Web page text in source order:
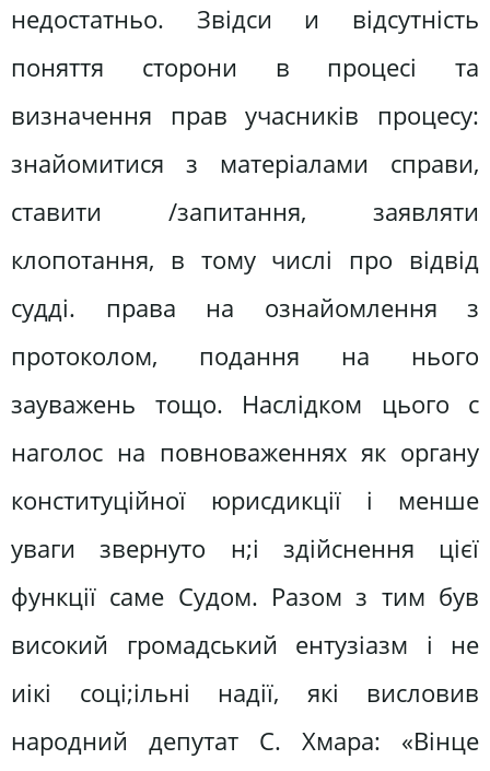
недостатньо. Звідси и відсутність
поняття сторони в процесі та
визначення прав учасників процесу:
знайомитися з матеріалами справи,
ставити /запитання, заявляти
клопотання, в тому числі про відвід
судді. права на ознайомлення з
протоколом, подання на нього
зауважень тощо. Наслідком цього с
наголос на повноваженнях як органу
конституційної юрисдикції і менше
уваги звернуто н;і здійснення цієї
функції саме Судом. Разом з тим був
високий громадський ентузіазм і не
иікі соці;ільні надії, які висловив
народний депутат С. Хмара: «Вінце